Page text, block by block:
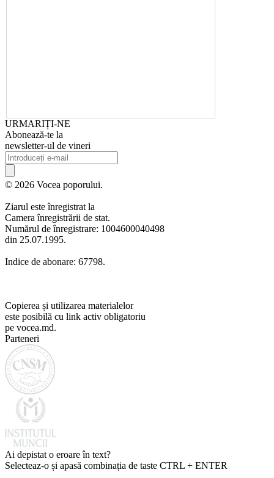
URMARIȚI-NE
Abonează-te la
newsletter-ul de vineri
© 2026 Vocea poporului.
Ziarul este înregistrat la
Camera înregistrării de stat.
Numărul de înregistrare: 1004600040498
din 25.07.1995.
Indice de abonare: 67798.
Copierea și utilizarea materialelor
este posibilă cu link activ obligatoriu
pe vocea.md.
Parteneri
Ai depistat o eroare în text?
Selecteaz-o și apasă combinația de taste CTRL + ENTER